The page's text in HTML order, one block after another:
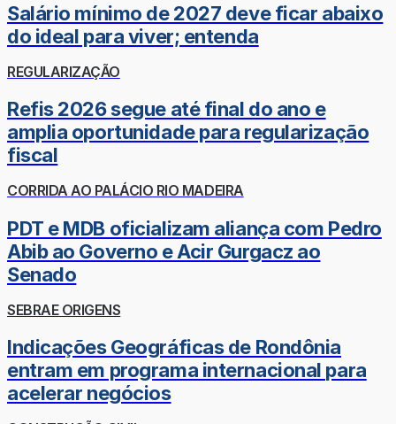
Salário mínimo de 2027 deve ficar abaixo
do ideal para viver; entenda
REGULARIZAÇÃO
Refis 2026 segue até final do ano e
amplia oportunidade para regularização
fiscal
CORRIDA AO PALÁCIO RIO MADEIRA
PDT e MDB oficializam aliança com Pedro
Abib ao Governo e Acir Gurgacz ao
Senado
SEBRAE ORIGENS
Indicações Geográficas de Rondônia
entram em programa internacional para
acelerar negócios